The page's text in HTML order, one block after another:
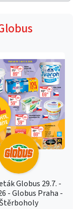
Globus 29.7. -
- Globus Praha -